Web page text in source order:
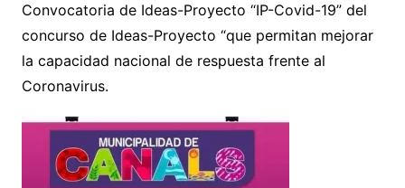
Convocatoria de Ideas-Proyecto “IP-Covid-19” del
concurso de Ideas-Proyecto “que permitan mejorar
la capacidad nacional de respuesta frente al
Coronavirus.